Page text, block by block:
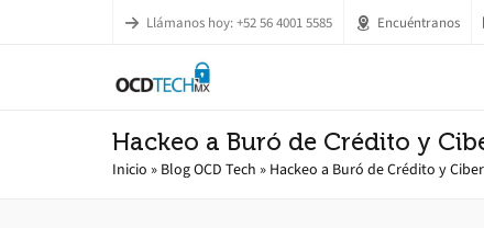
Llámanos hoy: +52 56 4001 5585 Encuéntranos
Hackeo a Buró de Crédito y
Inicio » Blog OCD Tech » Hackeo a Buró de Crédito y